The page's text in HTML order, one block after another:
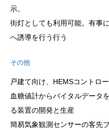
示。
街灯としても利用可能。有事
へ誘導を行う行う
その他
戸建て向け、HEMSコントロ
血糖値計からバイタルデータ
る装置の開発と生産
簡易気象観測センサーの客先